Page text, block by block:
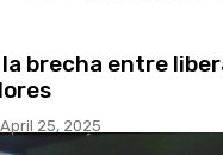
brecha entre
April 25, 2025